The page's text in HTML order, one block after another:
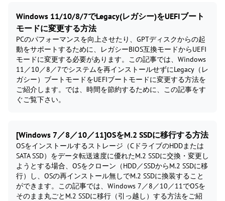
Windows 11/10/8/7でLegacy(レガシー)をUEFIブート
モードに変更する方法
PCのパフォーマンスを向上させたり、GPTディスクからの起
動をサポートするために、レガシーBIOS互換モードからUEFI
モードに変更する必要があります。この記事では、Windows
11／10／8／7でシステムを再インストールせずにLegacy（レ
ガシー）ブートモードをUEFIブートモードに変更する方法を
ご紹介します。では、時間を節約するために、この記事をす
ぐご覧下さい。
[Windows 7／8／10／11]OSをM.2 SSDに移行する方法
OSをインストールするストレージ（CドライブのHDDまたは
SATA SSD）をデータ転送速度に優れたM.2 SSDに交換・変更し
ようとする場合、OSをクローン（HDD／SSDからM.2 SSDに移
行）し、OSの再インストール無しでM.2 SSDに換装すること
ができます。この記事では、Windows 7／8／10／11でOSを
そのまま丸ごとM.2 SSDに移行（引っ越し）する方法をご紹